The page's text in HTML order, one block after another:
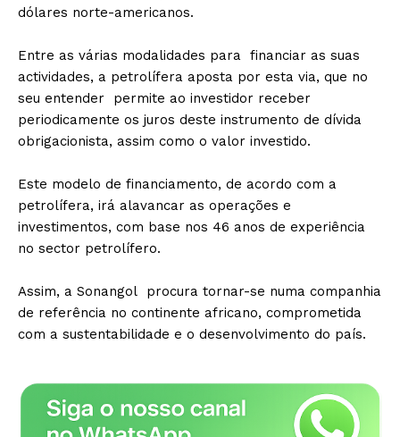
dólares norte-americanos.
Entre as várias modalidades para financiar as suas
actividades, a petrolífera aposta por esta via, que no
seu entender permite ao investidor receber
periodicamente os juros deste instrumento de dívida
obrigacionista, assim como o valor investido.
Este modelo de financiamento, de acordo com a
petrolífera, irá alavancar as operações e
investimentos, com base nos 46 anos de experiência
no sector petrolífero.
Assim, a Sonangol procura tornar-se numa companhia
de referência no continente africano, comprometida
com a sustentabilidade e o desenvolvimento do país.